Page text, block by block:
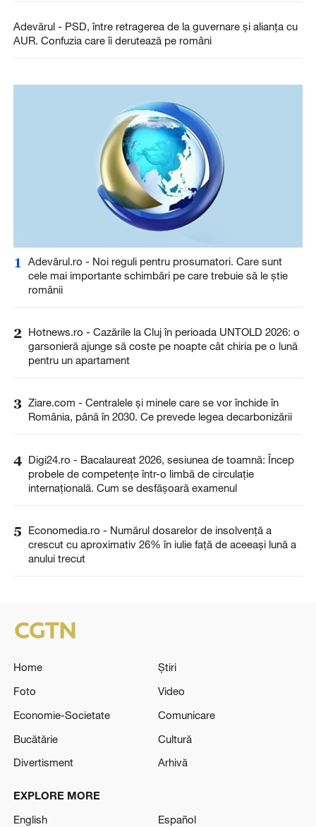
Adevărul - PSD, între retragerea de la guvernare și alianța cu
AUR. Confuzia care îi derutează pe români
1
Adevărul.ro - Noi reguli pentru prosumatori. Care sunt
cele mai importante schimbări pe care trebuie să le știe
românii
2 Hotnews.ro - Cazările la Cluj în perioada UNTOLD 2026: o
garsonieră ajunge să coste pe noapte cât chiria pe o lună
pentru un apartament
3 Ziare.com - Centralele și minele care se vor închide în
România, până în 2030. Ce prevede legea decarbonizării
4 Digi24.ro - Bacalaureat 2026, sesiunea de toamnă: Încep
probele de competențe într-o limbă de circulație
internațională. Cum se desfășoară examenul
5
Economedia.ro - Numărul dosarelor de insolvenţă a
crescut cu aproximativ 26% în iulie față de aceeași lună a
anului trecut
Home
Știri
Foto
Video
Economie-Societate
Comunicare
Bucătărie
Cultură
Divertisment
Arhivă
EXPLORE MORE
English
Español